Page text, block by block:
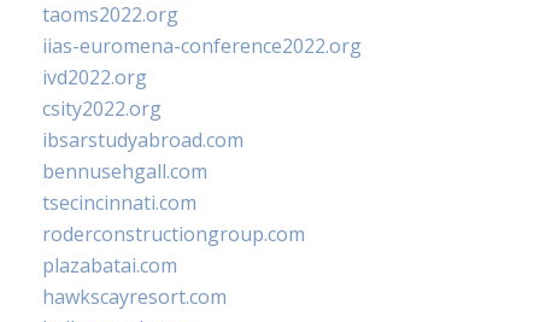
taoms2022.org
iias-euromena-conference2022.org
ivd2022.org
csity2022.org
ibsarstudyabroad.com
bennusehgall.com
tsecincinnati.com
roderconstructiongroup.com
plazabatai.com
hawkscayresort.com